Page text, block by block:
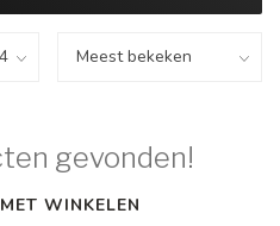
gevonden!
WINKELEN